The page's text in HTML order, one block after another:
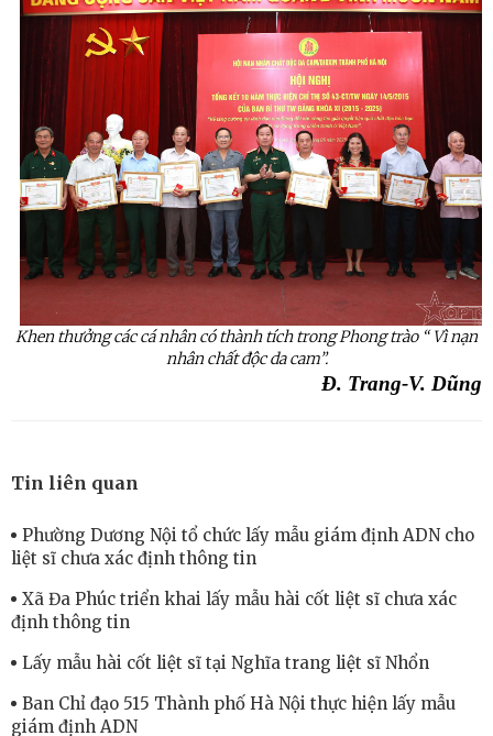
Khen thưởng các cá nhân có thành tích trong Phong trào “ Vì nạn
nhân chất độc dacam”.
Đ. Trang-V. Dũng
Tin liên quan
Phường Dương Nội tổ chức lấy mẫu giám định ADN cho
liệt sĩ chưa xác định thông tin
Xã Đa Phúc triển khai lấy mẫu hài cốt liệt sĩ chưa xác
định thông tin
Lấy mẫu hài cốt liệt sĩ tại Nghĩa trang liệt sĩ Nhổn
Ban Chỉ đạo 515 Thành phố Hà Nội thực hiện lấy mẫu
giám định ADN